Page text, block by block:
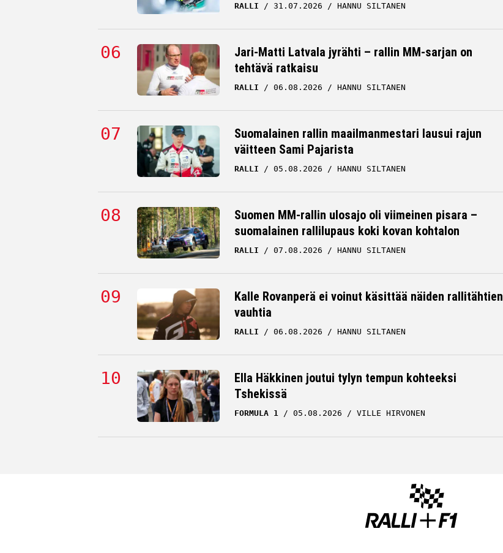
RALLI 31.07.2026 HANNU SILTANEN
Jari-Matti Latvala jyrähti – rallin MM-sarjan on
tehtävä ratkaisu
RALLI 06.08.2026 HANNU SILTANEN
Suomalainen rallin maailmanmestari lausui rajun
väitteen Sami Pajarista
RALLI 05.08.2026 HANNU SILTANEN
Suomen MM-rallin ulosajo oli viimeinen pisara –
suomalainen rallilupaus koki kovan kohtalon
RALLI 07.08.2026 HANNU SILTANEN
Kalle Rovanperä ei voinut käsittää näiden rallitähtien
vauhtia
RALLI 06.08.2026 HANNU SILTANEN
Ella Häkkinen joutui tylyn tempun kohteeksi
Tshekissä
FORMULA 1 05.08.2026 VILLE HIRVONEN